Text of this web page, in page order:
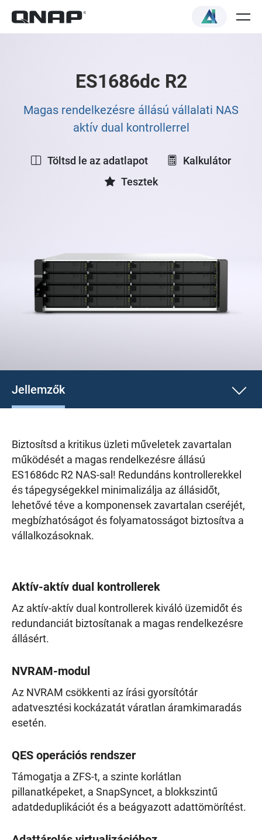
ES1686dc R2
Magas rendelkezésre állású vállalati NAS
aktív dual kontrollerrel
Töltsd le az adatlapot
Kalkulátor
Tesztek
Jellemzők
Biztosítsd a kritikus üzleti műveletek zavartalan
működését a magas rendelkezésre állású
ES1686dc R2 NAS-sal! Redundáns kontrollerekkel
és tápegységekkel minimalizálja az állásidőt,
lehetővé téve a komponensek zavartalan cseréjét,
megbízhatóságot és folyamatosságot biztosítva a
vállalkozásoknak.
Aktív-aktív dual kontrollerek
Az aktív-aktív dual kontrollerek kiváló üzemidőt és
redundanciát biztosítanak a magas rendelkezésre
állásért.
NVRAM-modul
Az NVRAM csökkenti az írási gyorsítótár
adatvesztési kockázatát váratlan áramkimaradás
esetén.
QES operációs rendszer
Támogatja a ZFS-t, a szinte korlátlan
pillanatképeket, a SnapSyncet, a blokkszintű
adatdeduplikációt és a beágyazott adattömörítést.